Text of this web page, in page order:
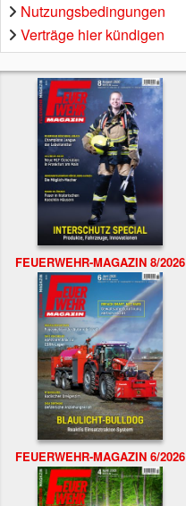
Nutzungsbedingungen
Verträge hier kündigen
FEUERWEHR-MAGAZIN 8/2026
FEUERWEHR-MAGAZIN 6/2026